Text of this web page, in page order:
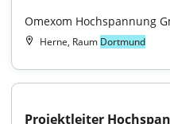
Omexom Hochspannung
Herne, Raum Dortmund
Projektleiter